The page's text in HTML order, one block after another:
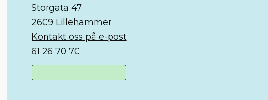
Storgata 47
2609 Lillehammer
Kontakt oss på e-post
61 26 70 70